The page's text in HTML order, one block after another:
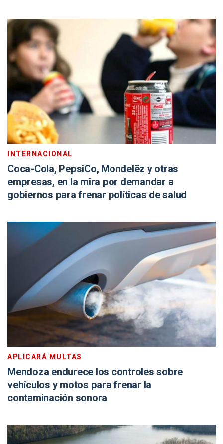
INTERNACIONAL
Coca-Cola, PepsiCo, Mondelēz y otras
empresas, en la mira por demandar a
gobiernos para frenar políticas de salud
APLICARÁ MULTAS
Mendoza endurece los controles sobre
vehículos y motos para frenar la
contaminación sonora